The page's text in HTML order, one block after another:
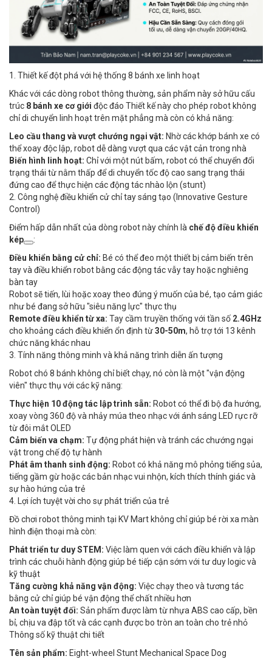
1. Thiết kế đột phá với hệ thống 8 bánh xe linh hoạt
Khác với các dòng robot thông thường, sản phẩm này sở hữu cấu
trúc 8 bánh xe cơ giới độc đáo Thiết kế này cho phép robot không
chỉ di chuyển linh hoạt trên mặt phẳng mà còn có khả năng:
Leo cầu thang và vượt chướng ngại vật: Nhờ các khớp bánh xe có
thể xoay độc lập, robot dễ dàng vượt qua các vật cản trong nhà
Biến hình linh hoạt: Chỉ với một nút bấm, robot có thể chuyển đổi
trạng thái từ nằm thấp để di chuyển tốc độ cao sang trạng thái
đứng cao để thực hiện các động tác nhào lộn (stunt)
2. Công nghệ điều khiển cử chỉ tay sáng tạo (Innovative Gesture
Control)
Điểm hấp dẫn nhất của dòng robot này chính là chế độ điều khiển
kép
:
Điều khiển bằng cử chỉ: Bé có thể đeo một thiết bị cảm biến trên
tay và điều khiển robot bằng các động tác vẫy tay hoặc nghiêng
bàn tay
Robot sẽ tiến, lùi hoặc xoay theo đúng ý muốn của bé, tạo cảm giác
như bé đang sở hữu "siêu năng lực" thực thụ
Remote điều khiển từ xa: Tay cầm truyền thống với tần số 2.4GHz
cho khoảng cách điều khiển ổn định từ30-50m, hỗ trợ tới 13 kênh
chức năng khác nhau
3. Tính năng thông minh và khả năng trình diễn ấn tượng
Robot chó 8 bánh không chỉ biết chạy, nó còn là một "vận động
viên" thực thụ với các kỹ năng:
Thực hiện 10 động tác lập trình sẵn: Robot có thể đi bộ đa hướng,
xoay vòng 360 độ và nhảy múa theo nhạc với ánh sáng LED rực rỡ
từ đôi mắt OLED
Cảm biến va chạm: Tự động phát hiện và tránh các chướng ngại
vật trong chế độ tự hành
Phát âm thanh sinh động: Robot có khả năng mô phỏng tiếng sủa,
tiếng gầm gừ hoặc các bản nhạc vui nhộn, kích thích thính giác và
sự hào hứng của trẻ
4. Lợi ích tuyệt vời cho sự phát triển của trẻ
Đồ chơi robot thông minh tại KV Mart không chỉ giúp bé rời xa màn
hình điện thoại mà còn:
Phát triển tư duy STEM: Việc làm quen với cách điều khiển và lập
trình các chuỗi hành động giúp bé tiếp cận sớm với tư duy logic và
kỹ thuật
Tăng cường khả năng vận động: Việc chạy theo và tương tác
bằng cử chỉ giúp bé vận động thể chất nhiều hơn
An toàn tuyệt đối: Sản phẩm được làm từ nhựa ABS cao cấp, bền
bỉ, chịu va đập tốt và các cạnh được bo tròn an toàn cho trẻ nhỏ
Thông số kỹ thuật chi tiết
Tên sản phẩm: Eight-wheel Stunt Mechanical Space Dog